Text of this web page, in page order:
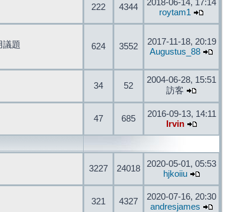
222 4344
2018-06-14, 17:14
roytam1
議題
624 3552
2017-11-18, 20:19
Augustus_88
34 52
2004-06-28, 15:51
訪客
47 685
2016-09-13, 14:11
Irvin
3227 24018
2020-05-01, 05:53
hjkoiiu
321 4327
2020-07-16, 20:30
andresjames